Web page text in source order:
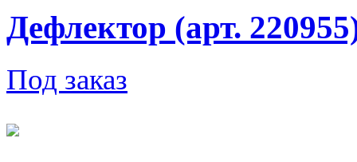
Дефлектор (арт.
Под заказ